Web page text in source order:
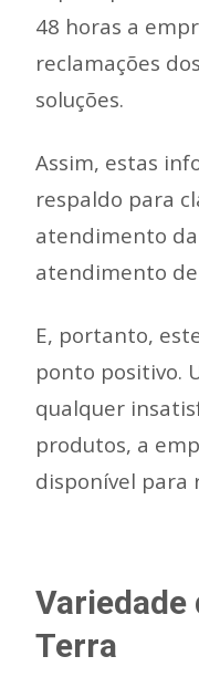
48 horas a
reclamações
soluções.
Assim, estas
respaldo para
atendimento
atendimento
E, portanto,
ponto positivo.
qualquer
produtos, a
disponível para
Variedade
Terra